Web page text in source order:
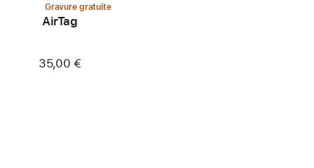
Gravure gratuite
AirTag
35,00 €